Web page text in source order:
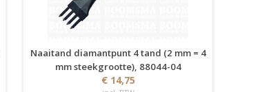
Naaitand diamantpunt 4 tand (2 mm = 4
mm steekgrootte), 88044-04
€ 14,75